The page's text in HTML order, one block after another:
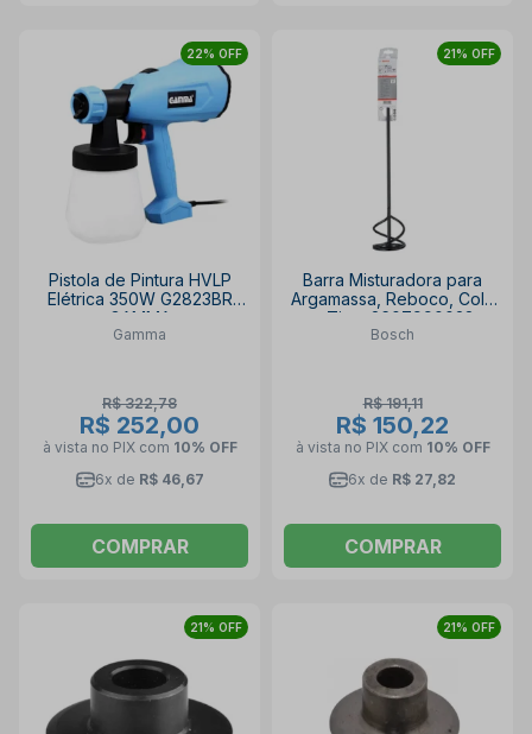
22% OFF
Pistola de Pintura HVLP
Elétrica 350W G2823BR
GAMMA
Gamma
R$ 322,78
R$ 252,00
à vista no PIX com 10% OFF
6x de R$ 46,67
COMPRAR
21% OFF
Barra Misturadora para
Argamassa, Reboco, Cola
e Tinta 2607990028
BOSCH
Bosch
R$ 191,11
R$ 150,22
à vista no PIX com 10% OFF
6x de R$ 27,82
COMPRAR
21% OFF 21% OFF